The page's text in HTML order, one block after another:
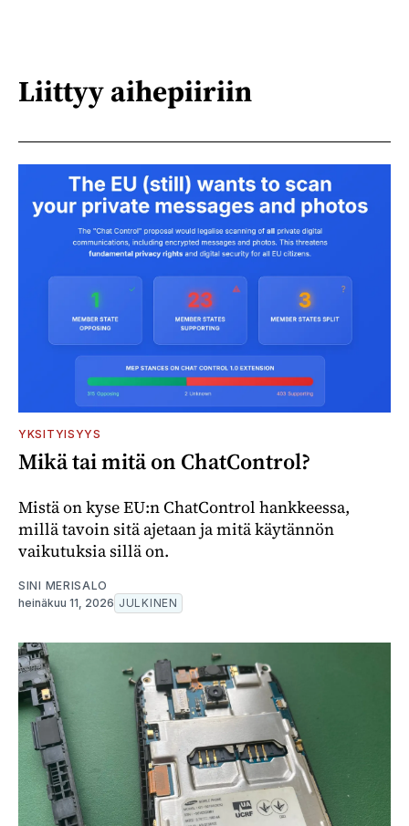
Liittyy aihepiiriin
YKSITYISYYS
Mikä tai mitä on ChatControl?
Mistä on kyse EU:n ChatControl hankkeessa,
millä tavoin sitä ajetaan ja mitä käytännön
vaikutuksia sillä on.
SINI MERISALO
heinäkuu 11, 2026 JULKINEN